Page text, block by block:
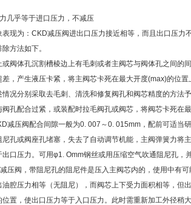
力几乎等于进口压力，不减压
现为：CKD减压阀进出口压力接近相等，而且出口压力
方法如下。
阀体孔沉割槽棱边上有毛刺或者主阀芯与阀体孔之间的
差，产生液压卡紧，将主阀芯卡死在最大开度(max)的位
情况分别采取去毛刺、清洗和修复阀孔和阀芯精度的方法予
孔配合过紧，或装配时拉毛阀孔或阀芯，将阀芯卡死在
减压阀配合间隙一般为0. 007～0. 015mm，配前可适当研
孔或阀座孔堵塞，失去了自动调节机能，主阀弹簧力将
口压力。可用φ1. Omm钢丝或用压缩空气吹通阻尼孔，
压阀，带阻尼孔的阻尼件是压入主阀芯内的，使用中有可
油腔压力相等（无阻尼），而阀芯上下受力面积相等，但
置，使出口压力等于入口压力。此时需重新加工外径稍